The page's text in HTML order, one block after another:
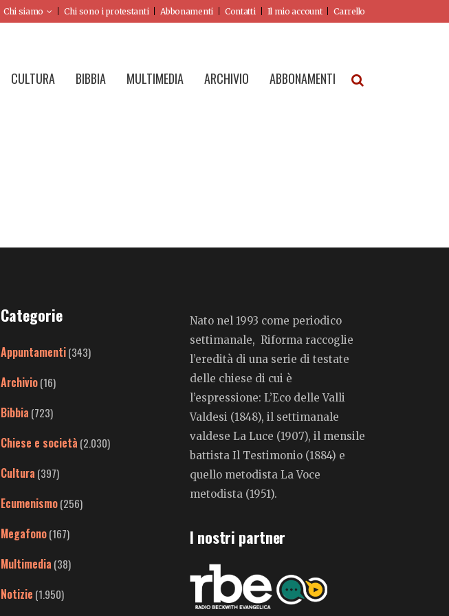
Chi siamo Chi sono i protestanti Abbonamenti Contatti Il mio account Carrello
CULTURA BIBBIA MULTIMEDIA ARCHIVIO ABBONAMENTI
Categorie
Appuntamenti(343)
Archivio(16)
Bibbia (723)
Chiese e società (2.030)
Cultura (397)
Ecumenismo(256)
Megafono(167)
Multimedia (38)
Notizie (1.950)
Nato nel 1993 come periodico
settimanale, Riforma raccoglie
l’eredità di una serie di testate
delle chiese di cui è
l’espressione: L’Eco delle Valli
Valdesi (1848), il settimanale
valdese La Luce (1907), il mensile
battista Il Testimonio (1884) e
quello metodista La Voce
metodista (1951).
I nostri partner